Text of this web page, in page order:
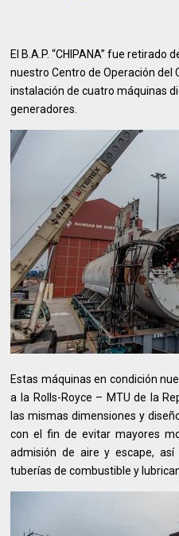
El B.A.P. “CHIPANA” fue retirado
nuestro Centro de Operación del
instalación de cuatro máquinas
generadores.
Estas máquinas en condición
a la Rolls-Royce – MTU de la
las mismas dimensiones y
con el fin de evitar mayores
admisión de aire y escape,
tuberías de combustible y